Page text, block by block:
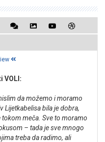
VOLI:
da možemo i moramo
Lijetkabelisa bila je dobra,
meča. Sve to moramo
– tada je sve mnogo
treba da radimo, ali